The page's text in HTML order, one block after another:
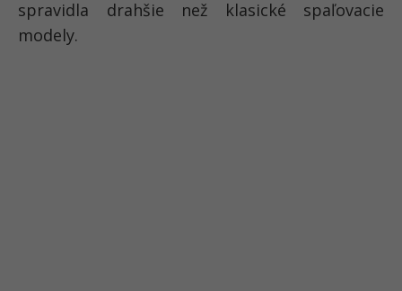
spravidla drahšie než klasické spaľovacie
modely.